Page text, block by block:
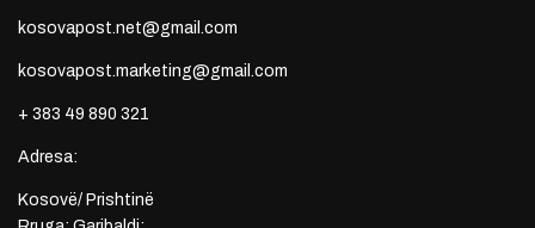
kosovapost.net@gmail.com
kosovapost.marketing@gmail.com
+ 383 49 890 321
Adresa:
Kosovë/ Prishtinë